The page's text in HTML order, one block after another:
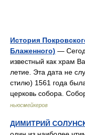
История
Блаженного) —
известный как храм
летие. Эта дата не
стилю) 1561 года
церковь собора.
ньюсмейкеров
ДИМИТРИЙ